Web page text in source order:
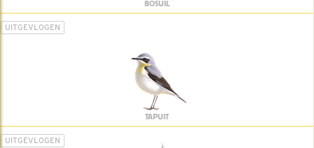
BOSUIL
UITGEVLOGEN
TAPUIT
UITGEVLOGEN